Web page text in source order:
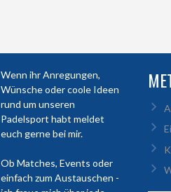
Wenn ihr Anregungen,
Wünsche oder coole Ideen
rund um unseren
Padelsport habt meldet
euch gerne bei mir.
Ob Matches, Events oder
einfach zum Austauschen -